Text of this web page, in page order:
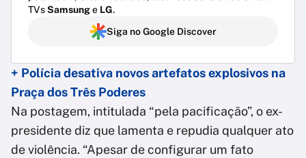
TVsSamsunge LG.
Siga no Google Discover
+ Polícia desativa novos artefatos explosivos na
Praça dos Três Poderes
Na postagem, intitulada “pela pacificação”, o ex-
presidente diz que lamenta e repudia qualquer ato
de violência. “Apesar de configurar um fato